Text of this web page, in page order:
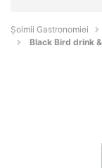
Șoimii Gastronomiei
Black Bird drink